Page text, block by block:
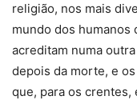
religião, nos mais
mundo dos humanos
acreditam numa
depois da morte, e
que, para os crentes,